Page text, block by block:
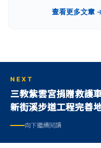
蹤全國重大新
關的重要資訊。
查看更多文章
NEXT
三教紫雲宮捐贈救護
新街溪步道工程完善
向下繼續閱讀